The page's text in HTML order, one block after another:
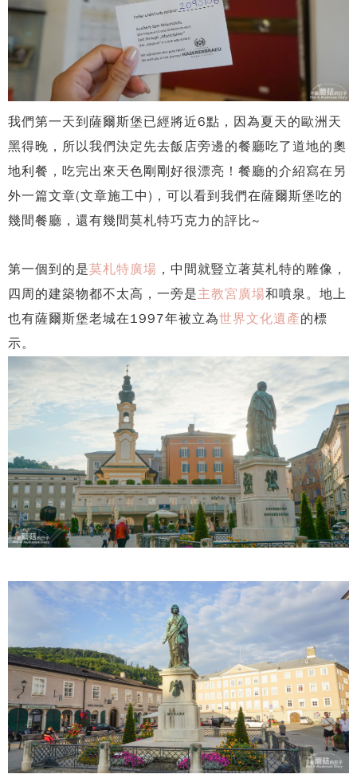
我們第一天到薩爾斯堡已經將近6點，因為夏天的歐洲天
黑得晚，所以我們決定先去飯店旁邊的餐廳吃了道地的奧
地利餐，吃完出來天色剛剛好很漂亮！餐廳的介紹寫在另
外一篇文章(文章施工中)，可以看到我們在薩爾斯堡吃的
幾間餐廳，還有幾間莫札特巧克力的評比~
第一個到的是莫札特廣場 ，中間就豎立著莫札特的雕像，
四周的建築物都不太高，一旁是主教宮廣場和噴泉。地上
也有薩爾斯堡老城在1997年被立為世界文化遺產的標
示。